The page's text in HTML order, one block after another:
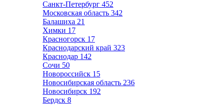
Санкт-Петербург 452
Московская область 342
Балашиха 21
Химки 17
Красногорск 17
Краснодарский край 323
Краснодар 142
Сочи 50
Новороссийск 15
Новосибирская область 236
Новосибирск 192
Бердск 8